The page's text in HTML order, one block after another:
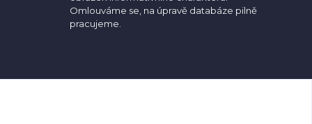
Omlouváme se, na úpravě databáze pilně
pracujeme.